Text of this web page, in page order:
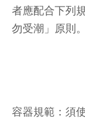
者應配合下列
勿受潮」原則。
容器規範：須